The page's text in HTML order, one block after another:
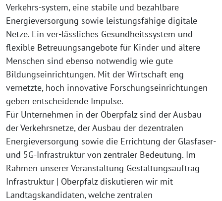
Verkehrs-system, eine stabile und bezahlbare
Energieversorgung sowie leistungsfähige digitale
Netze. Ein ver-lässliches Gesundheitssystem und
flexible Betreuungsangebote für Kinder und ältere
Menschen sind ebenso notwendig wie gute
Bildungseinrichtungen. Mit der Wirtschaft eng
vernetzte, hoch innovative Forschungseinrichtungen
geben entscheidende Impulse.
Für Unternehmen in der Oberpfalz sind der Ausbau
der Verkehrsnetze, der Ausbau der dezentralen
Energieversorgung sowie die Errichtung der Glasfaser-
und 5G-Infrastruktur von zentraler Bedeutung. Im
Rahmen unserer Veranstaltung Gestaltungsauftrag
Infrastruktur | Oberpfalz diskutieren wir mit
Landtagskandidaten, welche zentralen